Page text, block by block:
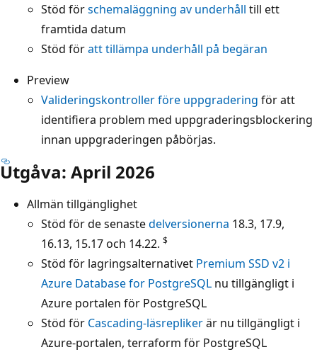
Stöd förschemaläggning av underhåll till ett
framtida datum
Stöd föratt tillämpa underhåll på begäran
Preview
Valideringskontroller före uppgradering för att
identifiera problem med uppgraderingsblockering
innan uppgraderingen påbörjas.
Utgåva: April 2026
Allmän tillgänglighet
Stöd för de senastedelversionerna 18.3, 17.9,
16.13, 15.17 och 14.22. $
Stöd för lagringsalternativet Premium SSD v2 i
Azure Database for PostgreSQL nu tillgängligt i
Azure portalen för PostgreSQL
Stöd för Cascading-läsreplikerär nu tillgängligt i
Azure-portalen, terraform för PostgreSQL